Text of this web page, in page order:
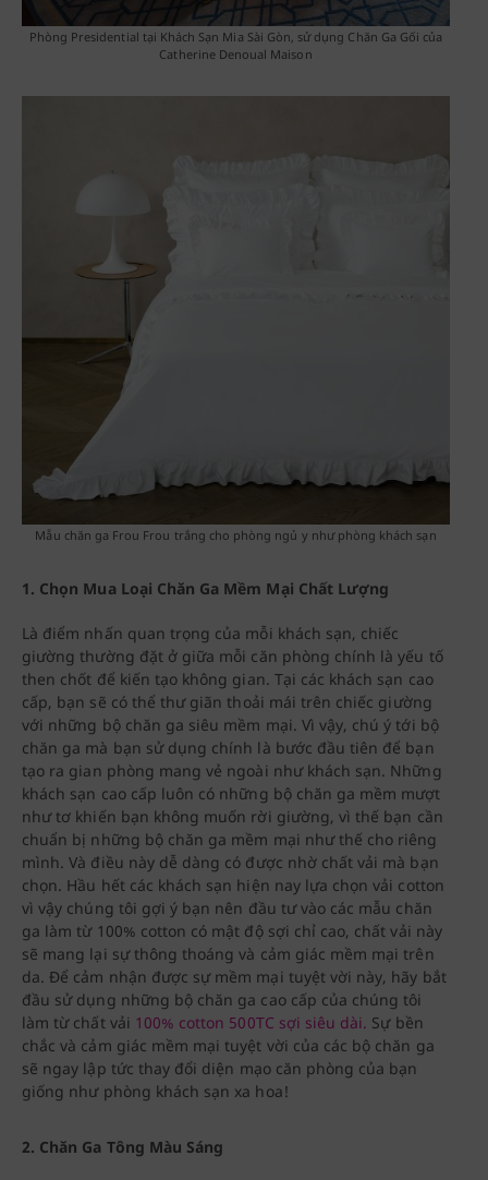
Phòng Presidential tại Khách Sạn Mia Sài Gòn, sử dụng Chăn Ga Gối của
Catherine Denoual Maison
Mẫu chăn ga Frou Frou trắng cho phòng ngủ y như phòng khách sạn
1. Chọn Mua Loại Chăn Ga Mềm Mại Chất Lượng
Là điểm nhấn quan trọng của mỗi khách sạn, chiếc
giường thường đặt ở giữa mỗi căn phòng chính là yếu tố
then chốt để kiến tạo không gian. Tại các khách sạn cao
cấp, bạn sẽ có thể thư giãn thoải mái trên chiếc giường
với những bộ chăn ga siêu mềm mại. Vì vậy, chú ý tới bộ
chăn ga mà bạn sử dụng chính là bước đầu tiên để bạn
tạo ra gian phòng mang vẻ ngoài như khách sạn. Những
khách sạn cao cấp luôn có những bộ chăn ga mềm mượt
như tơ khiến bạn không muốn rời giường, vì thế bạn cần
chuẩn bị những bộ chăn ga mềm mại như thế cho riêng
mình. Và điều này dễ dàng có được nhờ chất vải mà bạn
chọn. Hầu hết các khách sạn hiện nay lựa chọn vải cotton
vì vậy chúng tôi gợi ý bạn nên đầu tư vào các mẫu chăn
ga làm từ 100% cotton có mật độ sợi chỉ cao, chất vải này
sẽ mang lại sự thông thoáng và cảm giác mềm mại trên
da. Để cảm nhận được sự mềm mại tuyệt vời này, hãy bắt
đầu sử dụng những bộ chăn ga cao cấp của chúng tôi
làm từ chất vải 100% cotton 500TC sợi siêu dài. Sự bền
chắc và cảm giác mềm mại tuyệt vời của các bộ chăn ga
sẽ ngay lập tức thay đổi diện mạo căn phòng của bạn
giống như phòng khách sạn xa hoa!
2. Chăn Ga Tông Màu Sáng